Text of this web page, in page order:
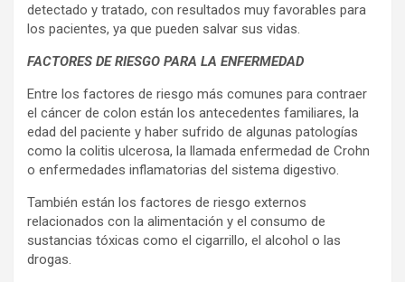
detectado y tratado, con resultados muy favorables para
los pacientes, ya que pueden salvar sus vidas.
FACTORES DE RIESGO PARA LA ENFERMEDAD
Entre los factores de riesgo más comunes para contraer
el cáncer de colon están los antecedentes familiares, la
edad del paciente y haber sufrido de algunas patologías
como la colitis ulcerosa, la llamada enfermedad de Crohn
o enfermedades inflamatorias del sistema digestivo.
También están los factores de riesgo externos
relacionados con la alimentación y el consumo de
sustancias tóxicas como el cigarrillo, el alcohol o las
drogas.